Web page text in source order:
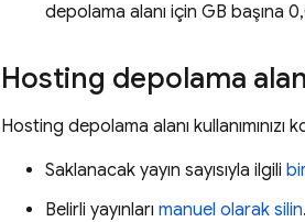
depolama alanı için GB başına
Hosting depolama
Hosting depolama alanı
Saklanacak yayın sayısıyla ilgili
Belirli yayınları manuel olarak silin.